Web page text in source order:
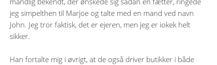
jeg simpelthen til Marjoe og talte med en mand ved navn
John. Jeg tror faktisk, det er ejeren, men jeg er iokek helt
sikker.
Han fortalte mig i øvrigt, at de også driver butikker i både